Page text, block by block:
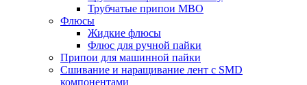
Трубчатые припои MBO
Флюсы
Жидкие флюсы
Флюс для ручной пайки
Припои для машинной пайки
Сшивание и наращивание лент с SMD
компонентами